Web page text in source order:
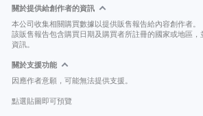
關於提供給創作者的資訊
本公司收集相關購買數據以提供販售報告給內容創作者。
該販售報告包含購買日期及購買者所註冊的國家或地區
資訊。
關於支援功能
因應作者意願，可能無法提供支援。
點選貼圖即可預覽